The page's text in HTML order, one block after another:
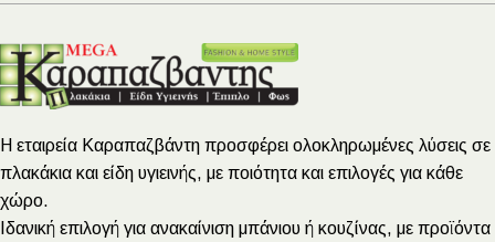
Η εταιρεία Καραπαζβάντη προσφέρει ολοκληρωμένες λύσεις σε
πλακάκια και είδη υγιεινής, με ποιότητα και επιλογές για κάθε
χώρο.
Ιδανική επιλογή για ανακαίνιση μπάνιου ή κουζίνας, με προϊόντα